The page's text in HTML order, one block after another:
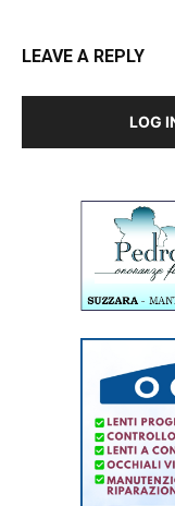
LEAVE A REPLY
LOG